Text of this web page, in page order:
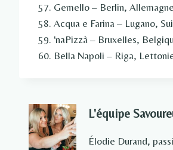
Gemello – Berlin, Allemagne
Acqua e Farina – Lugano,
'naPizzà – Bruxelles,
Bella Napoli – Riga,
L'équipe
Élodie Durand,